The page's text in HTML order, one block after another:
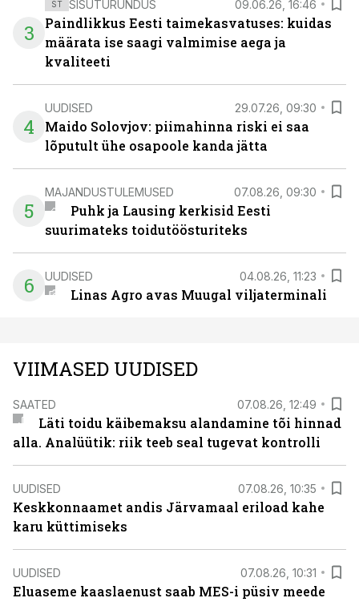
3
ST SISUTURUNDUS 09.06.26, 16:46
Paindlikkus Eesti taimekasvatuses: kuidas
määrata ise saagi valmimise aega ja
kvaliteeti
4
UUDISED 29.07.26, 09:30
Maido Solovjov: piimahinna riski ei saa
lõputult ühe osapoole kanda jätta
5
MAJANDUSTULEMUSED 07.08.26, 09:30
Puhk ja Lausing kerkisid Eesti
suurimateks toidutöösturiteks
6 UUDISED 04.08.26, 11:23
Linas Agro avas Muugal viljaterminali
VIIMASED UUDISED
SAATED 07.08.26, 12:49
Läti toidu käibemaksu alandamine tõi hinnad
alla. Analüütik: riik teeb seal tugevat kontrolli
UUDISED 07.08.26, 10:35
Keskkonnaamet andis Järvamaal eriload kahe
karu küttimiseks
UUDISED 07.08.26, 10:31
Eluaseme kaaslaenust saab MES-i püsiv meede